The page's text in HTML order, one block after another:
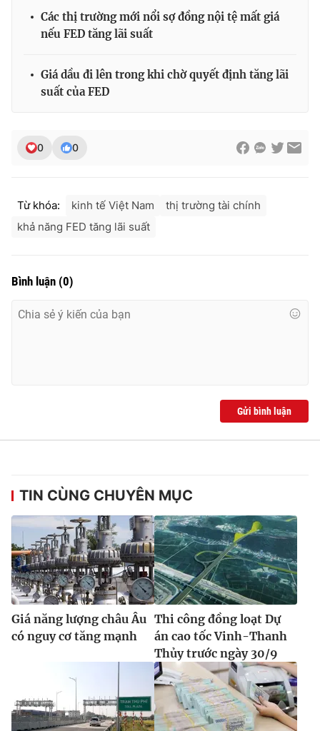
THỜI BÁO VTV
Cơ quan báo chí:
Thời báo VTV
Giấy phép hoạt động báo in và báo điện tử số 483/GP-BTTTT
cấp ngày 29/12/2023
Nguyễn Trọng Ninh
Tổng đài VTV:024.38 355 931 - 024.38 355 932
® Cấm sao chép dưới mọi hình thức nếu không có sự chấp
thuận bằng văn bản. Ghi rõ nguồn VTV.vn khi phát hành lại
thông tin từ website này.
Các thị trường mới nổi sợ đồng nội tệ mất giá
nếu FED tăng lãi suất
Giá dầu đi lên trong khi chờ quyết định tăng lãi
suất của FED
0 0
Từ khóa: kinh tế Việt Nam
thị trường tài chính
khả năng FED tăng lãi suất
Bình luận (0)
Gửi bình luận
TIN CÙNG CHUYÊN MỤC
Giá năng lượng châu Âu
có nguy cơ tăng mạnh
Thi công đồng loạt Dự
án cao tốc Vinh-Thanh
Thủy trước ngày 30/9